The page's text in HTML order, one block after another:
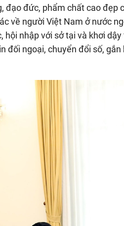
đạo đức, phẩm chất cao đẹp
về người Việt Nam ở nước
nhập với sở tại và khơi
đối ngoại, chuyển đổi số, gắn